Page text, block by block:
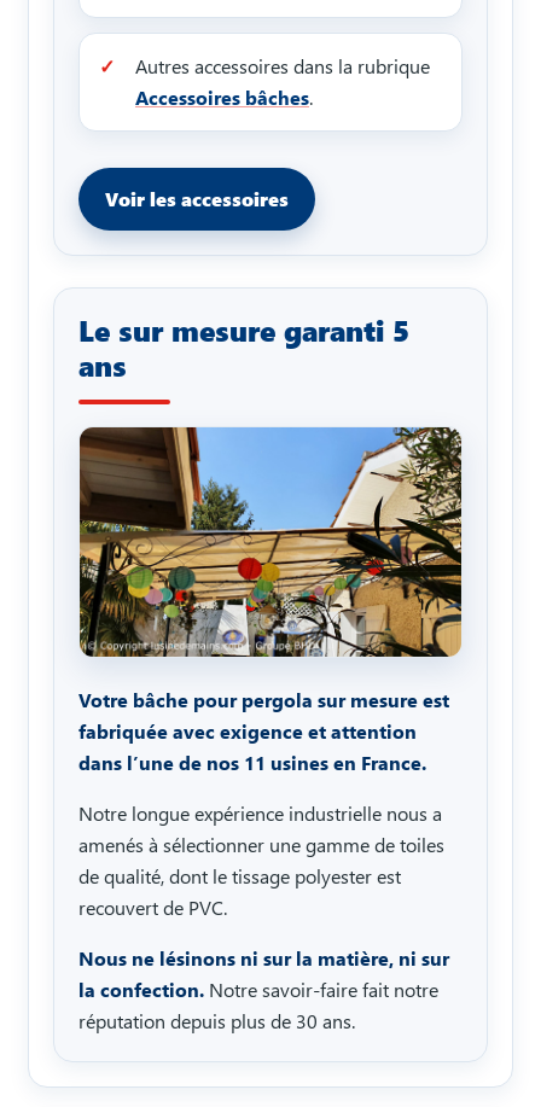
Autres accessoires dans la rubrique
Accessoires bâches.
Voir les accessoires
Le sur mesure garanti 5
ans
Votre bâche pour pergola sur mesure est
fabriquée avec exigence et attention
dans l’une de nos 11 usines en France.
Notre longue expérience industrielle nous a
amenés à sélectionner une gamme de toiles
de qualité, dont le tissage polyester est
recouvert de PVC.
Nous ne lésinons ni sur la matière, ni sur
la confection. Notre savoir-faire fait notre
réputation depuis plus de 30 ans.